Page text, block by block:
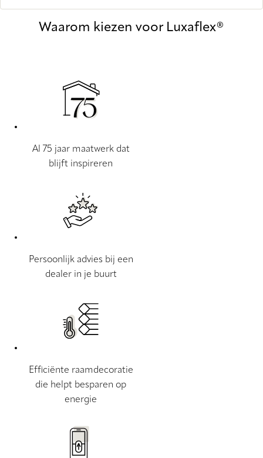
Waarom kiezen voor Luxaflex®
Al 75 jaar maatwerk dat
blijft inspireren
Persoonlijk advies bij een
dealer in je buurt
Efficiënte raamdecoratie
die helpt besparen op
energie